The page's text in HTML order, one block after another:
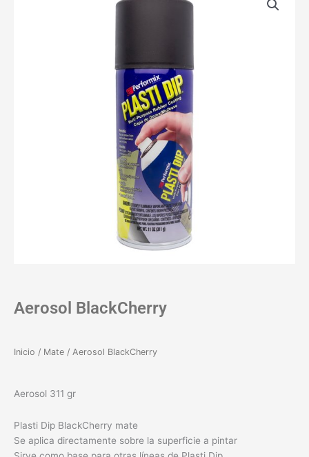
Aerosol BlackCherry
Inicio / Mate / Aerosol BlackCherry
Aerosol 311 gr
Plasti Dip BlackCherry mate
Se aplica directamente sobre la superficie a pintar